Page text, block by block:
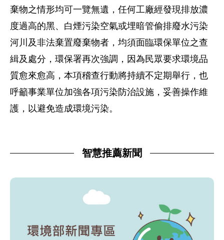
棄物之情形均可一覽無遺，任何工廠經發現排放濃
度過高的黑、白煙污染空氣或埋暗管偷排廢水污染
河川及非法棄置廢棄物者，均須面臨環保單位之查
緝及處分，環保署再次強調，因為民眾要求環境品
質愈來愈高，本項稽查行動將持續不定期舉行，也
呼籲事業單位加強各項污染防治設施，妥善操作維
護，以避免造成環境污染。
智慧推薦新聞